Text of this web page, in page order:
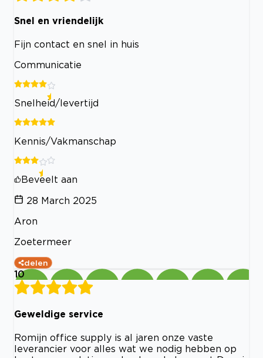
Snel en vriendelijk
Fijn contact en snel in huis
Communicatie
Snelheid/levertijd
Kennis/Vakmanschap
Beveelt aan
28 March 2025
Aron
Zoetermeer
delen
10
Geweldige service
Romijn office supply is al jaren onze vaste
leverancier voor alles wat we nodig hebben op